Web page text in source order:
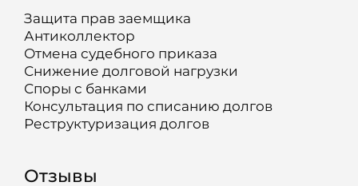
Защита прав заемщика
Антиколлектор
Отмена судебного приказа
Снижение долговой нагрузки
Споры с банками
Консультация по списанию долгов
Реструктуризация долгов
Отзывы